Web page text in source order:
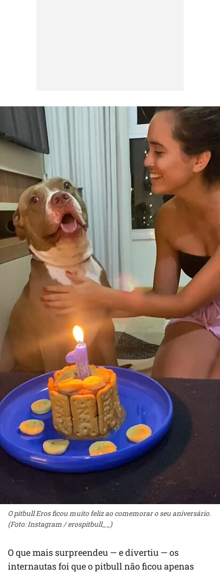
O pitbull Eros ficou muito feliz ao comemorar o seu aniversário.
(Foto: Instagram / erospitbull__)
O que mais surpreendeu — e divertiu — os
internautas foi que o pitbull não ficou apenas